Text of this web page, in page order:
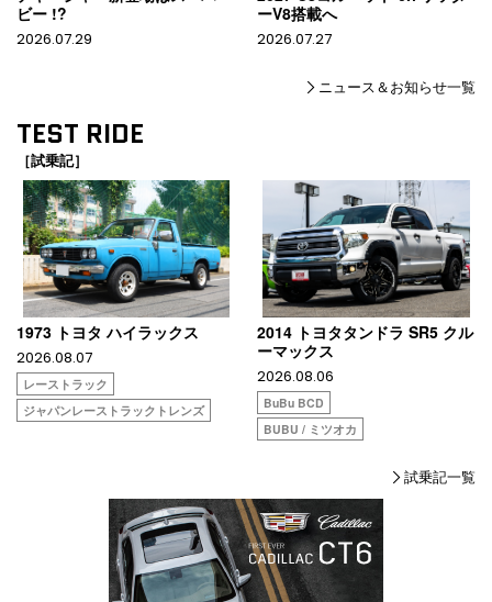
ビー !?
2026.07.29
ーV8搭載へ
2026.07.27
ニュース＆お知らせ一覧
TEST RIDE
［試乗記］
1973 トヨタ ハイラックス
2026.08.07
レーストラック
ジャパンレーストラックトレンズ
2014 トヨタタンドラ SR5 クル
ーマックス
2026.08.06
BuBu BCD
BUBU / ミツオカ
試乗記一覧